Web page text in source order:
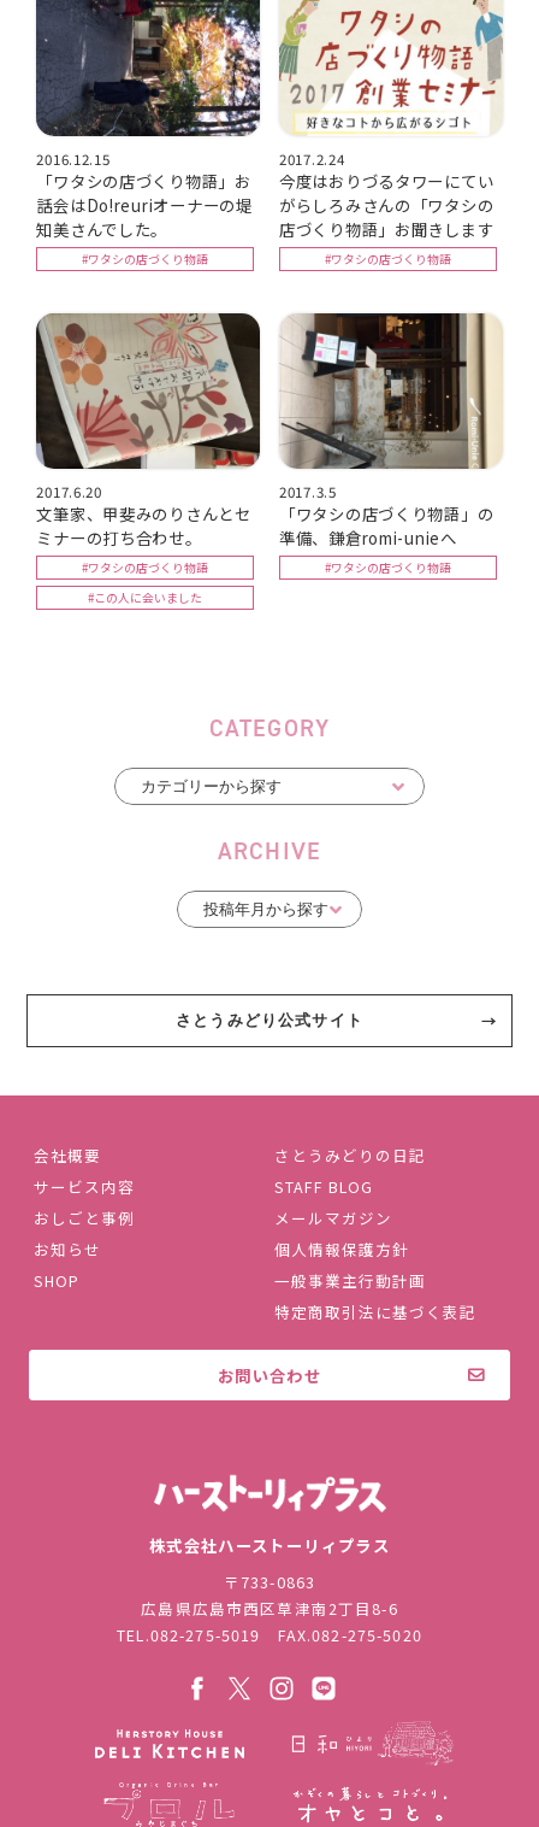
2016.12.15
「ワタシの店づくり物語」お
話会はDo!reuriオーナーの堤
知美さんでした。
#ワタシの店づくり物語
2017.2.24
今度はおりづるタワーにてい
がらしろみさんの「ワタシの
店づくり物語」お聞きします
#ワタシの店づくり物語
2017.6.20
文筆家、甲斐みのりさんとセ
ミナーの打ち合わせ。
#ワタシの店づくり物語
#この人に会いました
2017.3.5
「ワタシの店づくり物語」の
準備、鎌倉romi-unieへ
#ワタシの店づくり物語
CATEGORY
ARCHIVE
さとうみどり公式サイト
会社概要
サービス内容
おしごと事例
お知らせ
SHOP
さとうみどりの日記
STAFF BLOG
メールマガジン
個人情報保護方針
一般事業主行動計画
特定商取引法に基づく表記
お問い合わせ
株式会社ハーストーリィプラス
〒733-0863
広島県広島市西区草津南2丁目8-6
TEL.082-275-5019 FAX.082-275-5020